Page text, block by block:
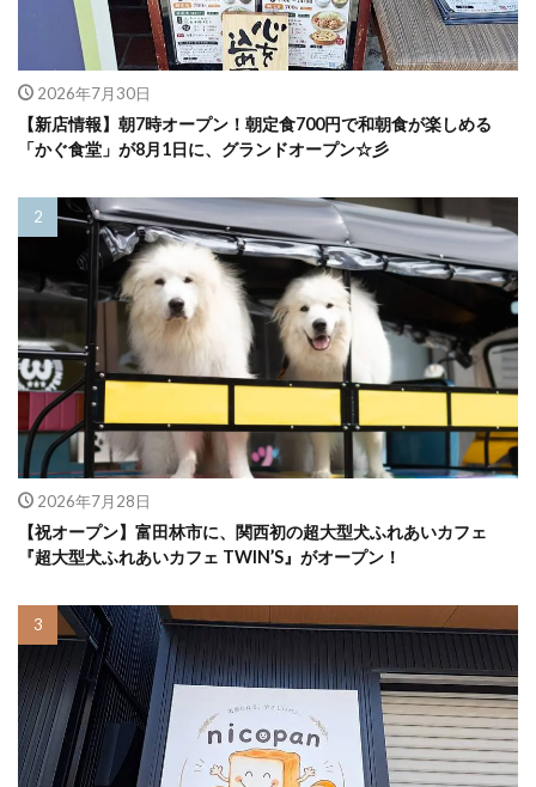
2026年7月30日
【新店情報】朝7時オープン！朝定食700円で和朝食が楽しめる
「かぐ食堂」が8月1日に、グランドオープン☆彡
2026年7月28日
【祝オープン】富田林市に、関西初の超大型犬ふれあいカフェ
『超大型犬ふれあいカフェ TWIN’S』がオープン！